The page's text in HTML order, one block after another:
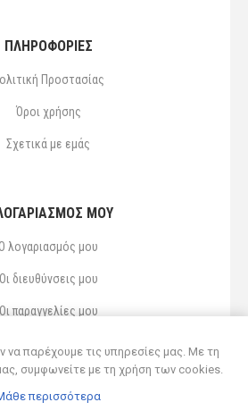
ΠΛΗΡΟΦΟΡΙΕΣ
Προστασίας
Όροι χρήσης
Σχετικά με εμάς
ΜΟΥ
Ο λογαριασμός μου
Οι διευθύνσεις μου
Οι παραγγελίες μου
να παρέχουμε τις υπηρεσίες μας. Με τη
συμφωνείτε με τη χρήση των cookies.
περισσότερα